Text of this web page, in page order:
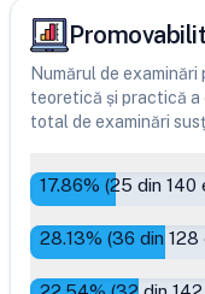
Numărul de
teoretică și practică a
total de examinări
17.86% (25 din 140
28.13% (36 din 128